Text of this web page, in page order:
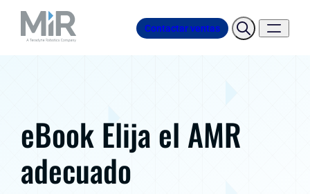
Contactar ventas
eBook Elija el AMR
adecuado